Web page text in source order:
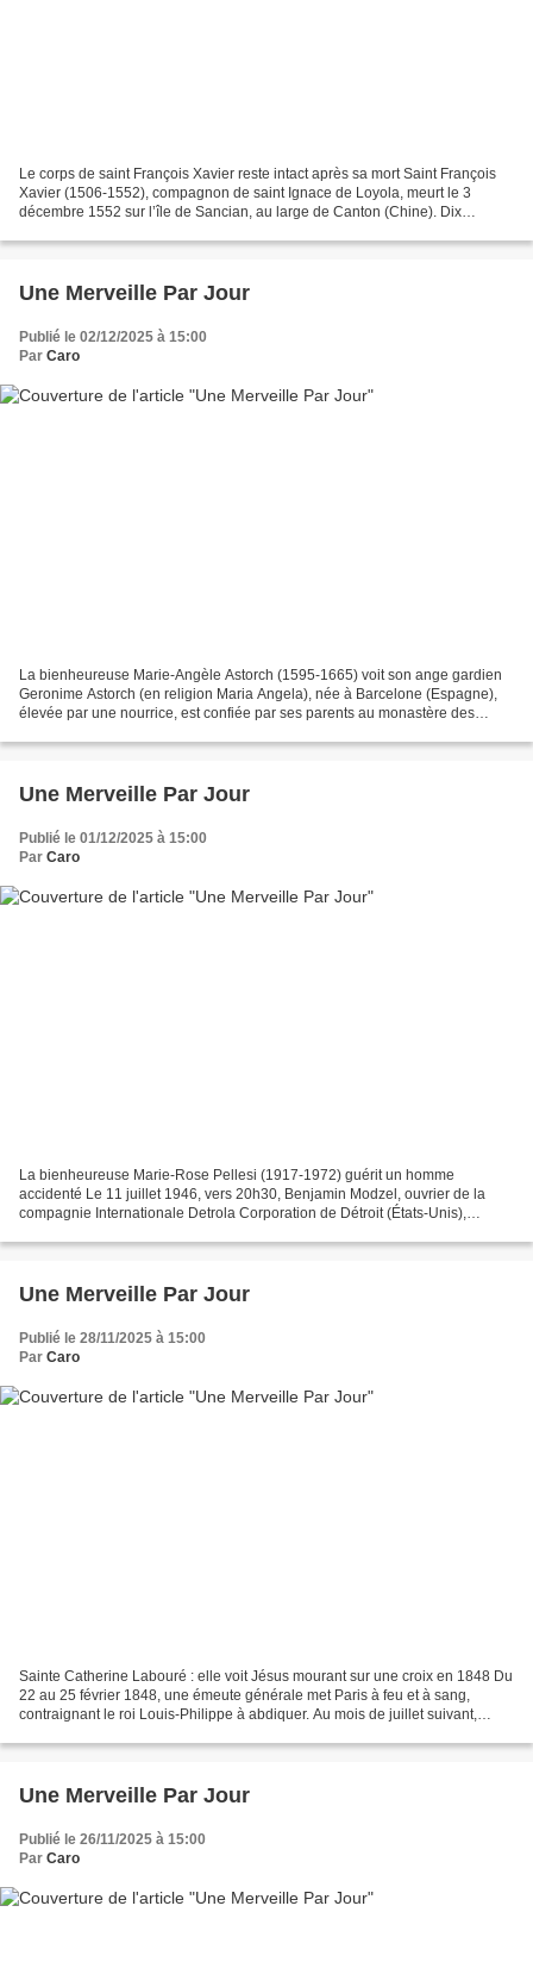
Le corps de saint François Xavier reste intact après sa mort Saint François
Xavier (1506-1552), compagnon de saint Ignace de Loyola, meurt le 3
décembre 1552 sur l’île de Sancian, au large de Canton (Chine). Dix
Une Merveille Par Jour
Publié le 02/12/2025 à 15:00
Par Caro
La bienheureuse Marie-Angèle Astorch (1595-1665) voit son ange gardien
Geronime Astorch (en religion Maria Angela), née à Barcelone (Espagne),
élevée par une nourrice, est confiée par ses parents au monastère des
Une Merveille Par Jour
Publié le 01/12/2025 à 15:00
Par Caro
La bienheureuse Marie-Rose Pellesi (1917-1972) guérit un homme
accidenté Le 11 juillet 1946, vers 20h30, Benjamin Modzel, ouvrier de la
compagnie Internationale Detrola Corporation de Détroit (États-Unis),
Une Merveille Par Jour
Publié le 28/11/2025 à 15:00
Par Caro
Sainte Catherine Labouré : elle voit Jésus mourant sur une croix en 1848 Du
22 au 25 février 1848, une émeute générale met Paris à feu et à sang,
contraignant le roi Louis-Philippe à abdiquer. Au mois de juillet suivant,
Une Merveille Par Jour
Publié le 26/11/2025 à 15:00
Par Caro